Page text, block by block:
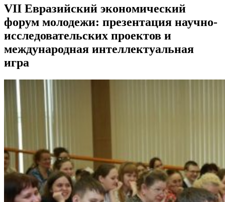
VII Евразийский экономический
форум молодежи: презентация научно-
исследовательских проектов и
международная интеллектуальная
игра